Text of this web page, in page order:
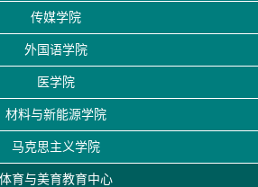
传媒学院
外国语学院
医学院
材料与新能源学院
马克思主义学院
体育与美育教育中心